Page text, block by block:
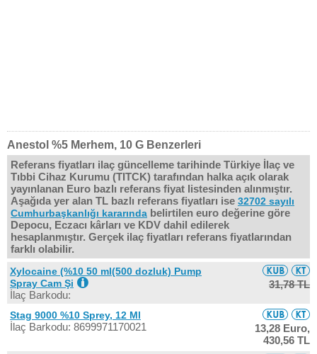
Anestol %5 Merhem, 10 G Benzerleri
Referans fiyatları ilaç güncelleme tarihinde Türkiye İlaç ve
Tıbbi Cihaz Kurumu (TITCK) tarafından halka açık olarak
yayınlanan Euro bazlı referans fiyat listesinden alınmıştır.
Aşağıda yer alan TL bazlı referans fiyatları ise 32702 sayılı
Cumhurbaşkanlığı kararında belirtilen euro değerine göre
Depocu, Eczacı kârları ve KDV dahil edilerek
hesaplanmıştır. Gerçek ilaç fiyatları referans fiyatlarından
farklı olabilir.
Xylocaine (%10 50 ml(500 dozluk) Pump
Spray Cam Şi
İlaç Barkodu:
31,78 TL
Stag 9000 %10 Sprey, 12 Ml
İlaç Barkodu: 8699971170021
13,28 Euro,
430,56 TL